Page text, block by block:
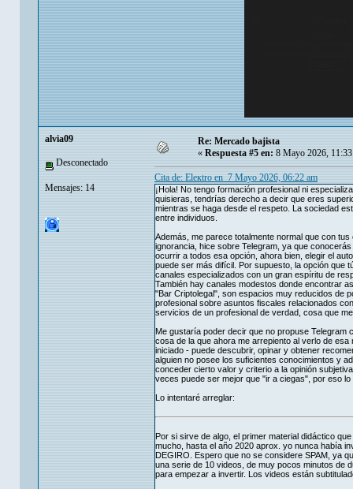
alvia09
Desconectado
Mensajes: 14
Re: Mercado bajista
« Respuesta #5 en: 8 Mayo 2026,
Cita de: Eleкtro en 7 Mayo 2026, 06:22 am
¡Hola! No tengo formación profesional ni
quisieras, tendrías derecho a decir que eres
mientras se haga desde el respeto. La sociedad
entre individuos.
Además, me parece totalmente normal que con
ignorancia, hice sobre Telegram, ya que
ocurrir a todos esa opción, ahora bien, elegir el
puede ser más difícil. Por supuesto, la opción que
canales especializados con un gran espíritu de
También hay canales modestos donde encontrar
"Bar Criptolegal", son espacios muy reducidos de
profesional sobre asuntos fiscales relacionados
servicios de un profesional de verdad, cosa que
Me gustaría poder decir que no propuse Telegram
cosa de la que ahora me arrepiento al verlo de
iniciado - puede descubrir, opinar y obtener
alguien no posee los suficientes conocimientos y
conceder cierto valor y criterio a la opinión
veces puede ser mejor que "ir a ciegas", por eso lo
Lo intentaré arreglar:
Por si sirve de algo, el primer material didáctico
mucho, hasta el año 2020 aprox. yo nunca había
DEGIRO. Espero que no se considere SPAM, ya
una serie de 10 videos, de muy pocos minutos de
para empezar a invertir. Los videos están